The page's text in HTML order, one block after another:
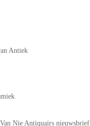
Antiek
Nie Antiquairs nieuwsbrief.